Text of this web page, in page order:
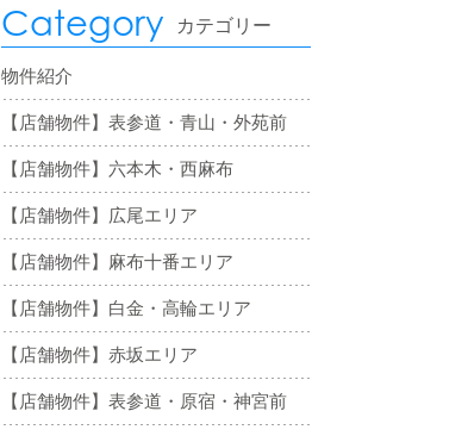
Category カテゴリー
物件紹介
【店舗物件】表参道・青山・外苑前
【店舗物件】六本木・西麻布
【店舗物件】広尾エリア
【店舗物件】麻布十番エリア
【店舗物件】白金・高輪エリア
【店舗物件】赤坂エリア
【店舗物件】表参道・原宿・神宮前